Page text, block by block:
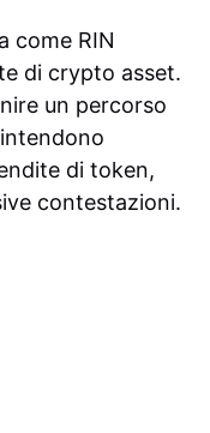
come RIN
di crypto asset.
un percorso
di token,
contestazioni.